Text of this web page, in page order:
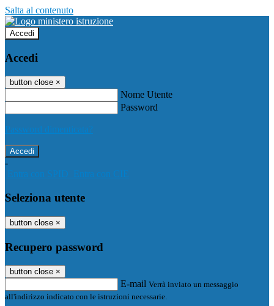
Salta al contenuto
Accedi
Accedi
button close ×
Nome Utente
Password
Password dimenticata?
-
Entra con SPID
Entra con CIE
Seleziona utente
button close ×
Recupero password
button close ×
E-mail Verrà inviato un messaggio
all'indirizzo indicato con le istruzioni necessarie.